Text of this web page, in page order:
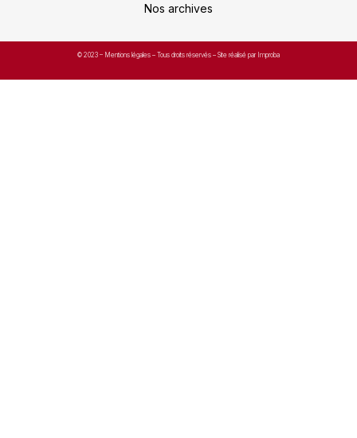
Nos archives
© 2023 – Mentions légales – Tous droits réservés – Site réalisé par Improba